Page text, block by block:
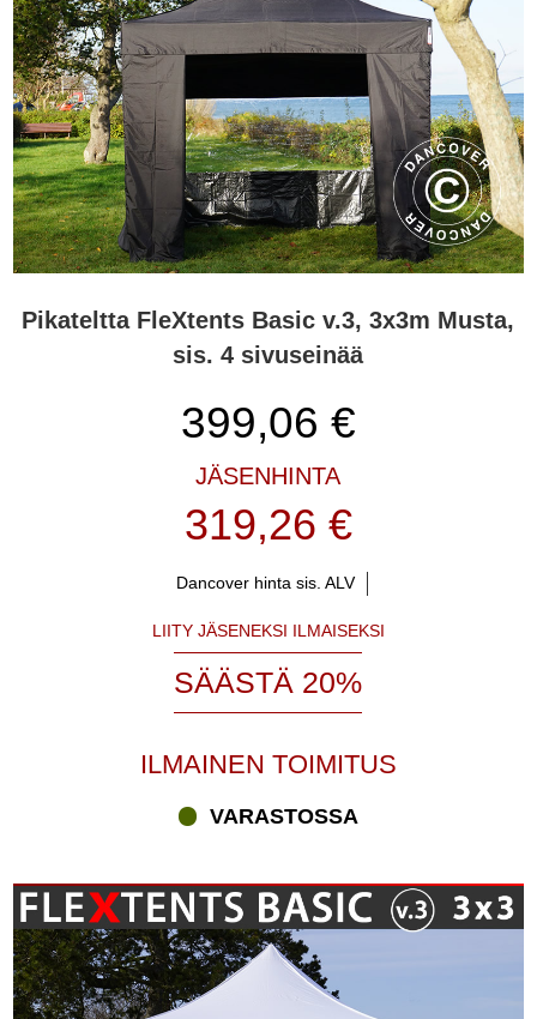
Pikateltta FleXtents Basic v.3, 3x3m Musta,
sis. 4 sivuseinää
399,06 €
JÄSENHINTA
319,26 €
Dancover hinta sis. ALV
LIITY JÄSENEKSI ILMAISEKSI
SÄÄSTÄ 20%
ILMAINEN TOIMITUS
VARASTOSSA